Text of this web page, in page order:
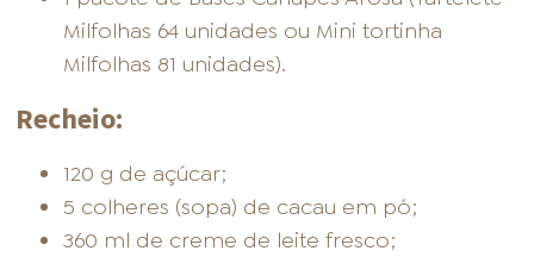
Milfolhas 64 unidades ou Mini tortinha
Milfolhas 81 unidades).
Recheio:
120 g de açúcar;
5 colheres (sopa) de cacau em pó;
360 ml de creme de leite fresco;